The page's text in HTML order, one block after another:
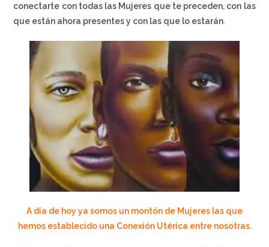
conectarte con todas las Mujeres que te preceden, con las
que están ahora presentes y con las que lo estarán
A día de hoy ya somos un montón de Mujeres las que
hemos establecido una Conexión Utérica entre nosotras.